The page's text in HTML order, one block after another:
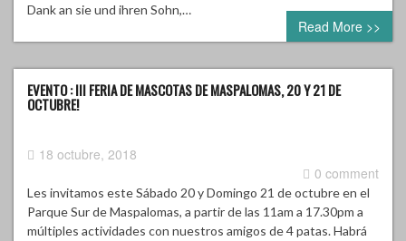
Dank an sie und ihren Sohn,…
Read More >>
EVENTO : III FERIA DE MASCOTAS DE MASPALOMAS, 20 Y 21 DE
OCTUBRE!
18 octubre, 2018
0 comment
Les invitamos este Sábado 20 y Domingo 21 de octubre en el
Parque Sur de Maspalomas, a partir de las 11am a 17.30pm a
múltiples actividades con nuestros amigos de 4 patas. Habrá